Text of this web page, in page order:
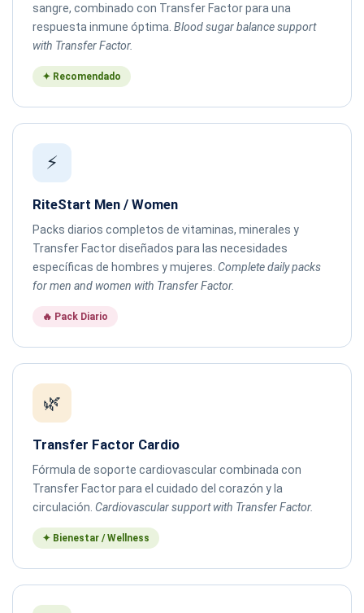
sangre, combinado con Transfer Factor para una
respuesta inmune óptima. Blood sugar balance support
with Transfer Factor.
✦ Recomendado
⚡
RiteStart Men / Women
Packs diarios completos de vitaminas, minerales y
Transfer Factor diseñados para las necesidades
específicas de hombres y mujeres. Complete daily packs
for men and women with Transfer Factor.
🔥 Pack Diario
🌿
Transfer Factor Cardio
Fórmula de soporte cardiovascular combinada con
Transfer Factor para el cuidado del corazón y la
circulación. Cardiovascular support with Transfer Factor.
✦ Bienestar / Wellness